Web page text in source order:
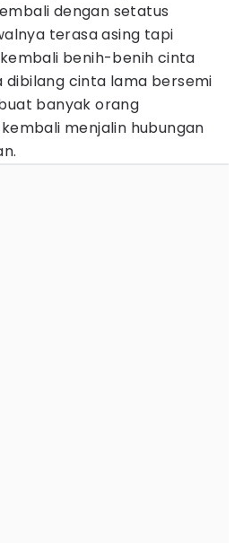
dengan setatus
terasa asing tapi
benih-benih cinta
dibilang cinta lama bersemi
banyak orang
menjalin hubungan